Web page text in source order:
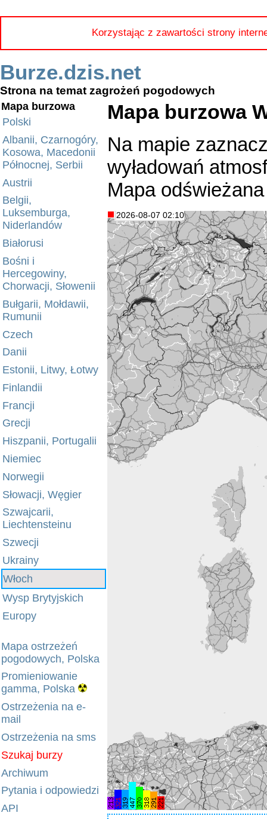
Korzystając z zawartości strony
Burze.dzis.net
Strona na temat zagrożeń pogodowych
Mapa burzowa
Polski
Albanii, Czarnogóry,
Kosowa, Macedonii
Północnej, Serbii
Austrii
Belgii,
Luksemburga,
Niderlandów
Białorusi
Bośni i
Hercegowiny,
Chorwacji, Słowenii
Bułgarii, Mołdawii,
Rumunii
Czech
Danii
Estonii, Litwy, Łotwy
Finlandii
Francji
Grecji
Hiszpanii, Portugalii
Niemiec
Norwegii
Słowacji, Węgier
Szwajcarii,
Liechtensteinu
Szwecji
Ukrainy
Włoch
Wysp Brytyjskich
Europy
Mapa ostrzeżeń
pogodowych, Polska
Promieniowanie
gamma, Polska
Ostrzeżenia na e-
mail
Ostrzeżenia na sms
Szukaj burzy
Archiwum
Pytania i odpowiedzi
API
Mapa burzowa
Na mapie
wyładowań
Mapa
2026-08-07 02:10